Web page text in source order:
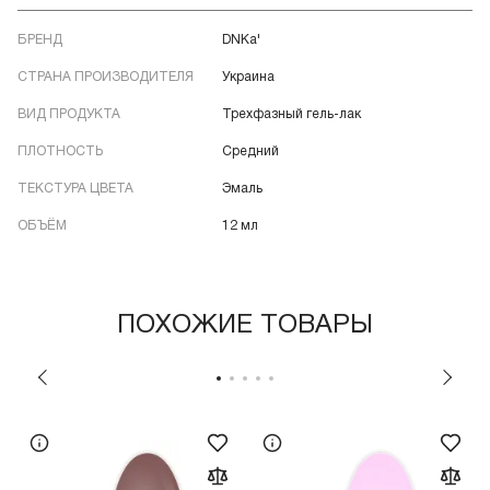
БРЕНД DNKa'
СТРАНА ПРОИЗВОДИТЕЛЯ Украина
ВИД ПРОДУКТА Трехфазный гель-лак
ПЛОТНОСТЬ Средний
ТЕКСТУРА ЦВЕТА Эмаль
ОБЪЁМ 12 мл
ПОХОЖИЕ ТОВАРЫ